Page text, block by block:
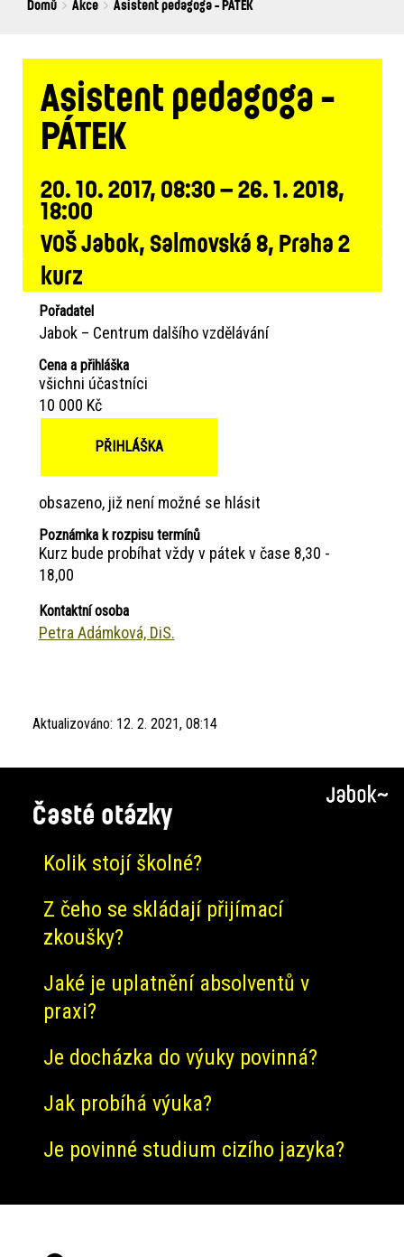
Breadcrumbs
You
Domů Akce Asistent pedagoga - PÁTEK
Asistent pedagoga -
PÁTEK
20. 10. 2017, 08:30 – 26. 1. 2018,
18:00
VOŠ Jabok, Salmovská 8, Praha 2
kurz
Pořadatel
Jabok – Centrum dalšího vzdělávání
Cena a přihláška
všichni účastníci
10 000 Kč
PŘIHLÁŠKA
obsazeno, již není možné se hlásit
Poznámka k rozpisu termínů
Kurz bude probíhat vždy v pátek v čase 8,30 -
18,00
Kontaktní osoba
Petra Adámková, DiS.
Aktualizováno: 12. 2. 2021, 08:14
Časté otázky
Kolik stojí školné?
Z čeho se skládají přijímací
zkoušky?
Jaké je uplatnění absolventů v
praxi?
Je docházka do výuky povinná?
Jak probíhá výuka?
Je povinné studium cizího jazyka?